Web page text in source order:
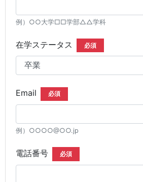
例）○○大学□□学部△△学科
在学ステータス 必須
Email 必須
例）○○○○@○○.jp
電話番号 必須